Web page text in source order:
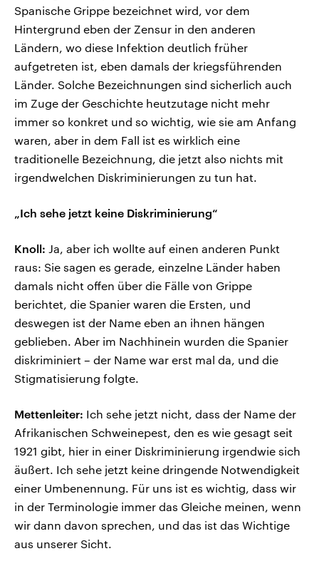
Spanische Grippe bezeichnet wird, vor dem
Hintergrund eben der Zensur in den anderen
Ländern, wo diese Infektion deutlich früher
aufgetreten ist, eben damals der kriegsführenden
Länder. Solche Bezeichnungen sind sicherlich auch
im Zuge der Geschichte heutzutage nicht mehr
immer so konkret und so wichtig, wie sie am Anfang
waren, aber in dem Fall ist es wirklich eine
traditionelle Bezeichnung, die jetzt also nichts mit
irgendwelchen Diskriminierungen zu tun hat.
„Ich sehe jetzt keine Diskriminierung“
Knoll: Ja, aber ich wollte auf einen anderen Punkt
raus: Sie sagen es gerade, einzelne Länder haben
damals nicht offen über die Fälle von Grippe
berichtet, die Spanier waren die Ersten, und
deswegen ist der Name eben an ihnen hängen
geblieben. Aber im Nachhinein wurden die Spanier
diskriminiert – der Name war erst mal da, und die
Stigmatisierung folgte.
Mettenleiter: Ich sehe jetzt nicht, dass der Name der
Afrikanischen Schweinepest, den es wie gesagt seit
1921 gibt, hier in einer Diskriminierung irgendwie sich
äußert. Ich sehe jetzt keine dringende Notwendigkeit
einer Umbenennung. Für uns ist es wichtig, dass wir
in der Terminologie immer das Gleiche meinen, wenn
wir dann davon sprechen, und das ist das Wichtige
aus unserer Sicht.